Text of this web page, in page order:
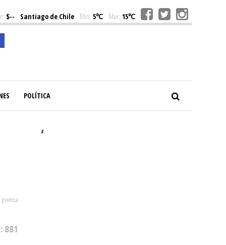
$-- Santiago de Chile Min: 5℃ Max: 15℃
POLÍTICA
881
#